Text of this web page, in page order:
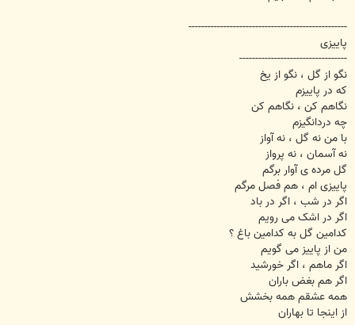
--------------------------------------------------
پاییزی
----------------------------------
نگو از گل ، نگو از یخ
که در پاییزم
نگاهم کن ، نگاهم کن
چه دردانگیزم
با من نه گل ، نه آواز
نه آسمان ، نه پرواز
گل مرده ی آوار برگم
پاییزی ام ، هم فصل مرگم
اگر در شب ، اگر در باد
اگر در اشک می رویم
کدامین گل به کدامین باغ ؟
من از پاییز می گویم
اگر ماهم ، اگر خورشید
اگر هم بغض باران
همه عشقم همه بخشش
از اینجا تا بهاران